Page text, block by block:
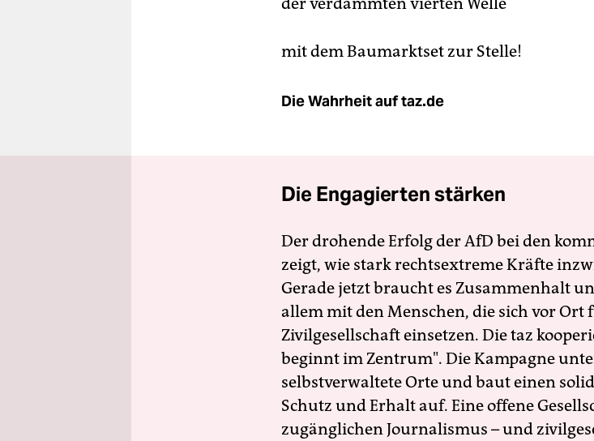
mit dem Baumarktset zur Stelle!
Die Wahrheit auf taz.de
Die Engagierten stärken
Der drohende Erfolg der AfD bei den
zeigt, wie stark rechtsextreme Kräfte
Gerade jetzt braucht es Zusammenhalt
allem mit den Menschen, die sich vor Ort
Zivilgesellschaft einsetzen. Die taz
beginnt im Zentrum". Die Kampagne
selbstverwaltete Orte und baut einen
Schutz und Erhalt auf. Eine offene
zugänglichen Journalismus – und